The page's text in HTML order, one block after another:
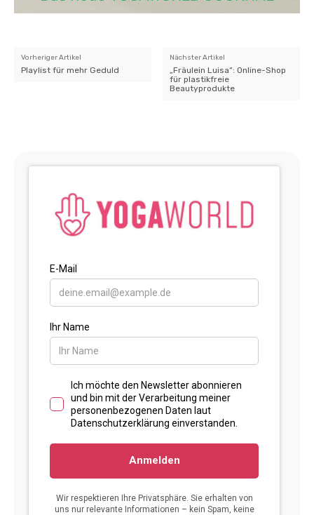
Vorheriger Artikel
Playlist für mehr Geduld
Nächster Artikel
„Fräulein Luisa“: Online-Shop
für plastikfreie
Beautyprodukte